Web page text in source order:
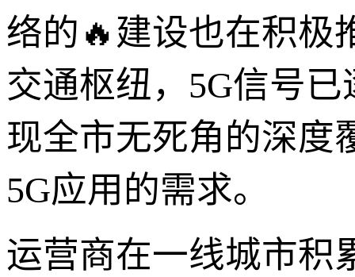
络的🔥建设也在积极
交通枢纽，5G信号
现全市无死角的深度
5G应用的需求。
运营商在一线城市积